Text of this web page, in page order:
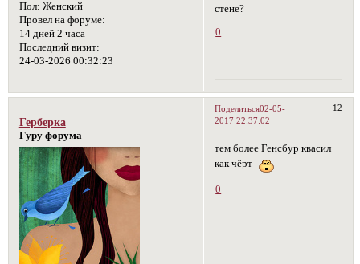
Пол: Женский
Провел на форуме:
14 дней 2 часа
Последний визит:
24-03-2026 00:32:23
стене?
0
Поделиться 12
02-05-
2017 22:37:02
Герберка
Гуру форума
тем более Генсбур квасил
как чёрт
0